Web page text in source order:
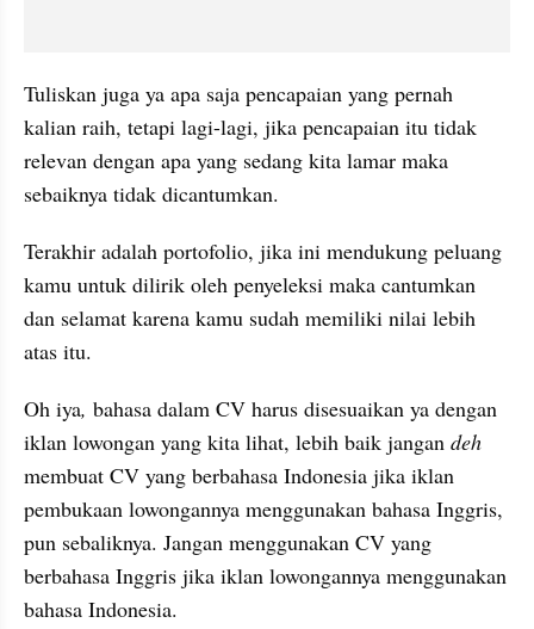
Tuliskan juga ya apa saja pencapaian yang pernah
kalian raih, tetapi lagi-lagi, jika pencapaian itu tidak
relevan dengan apa yang sedang kita lamar maka
sebaiknya tidak dicantumkan.
Terakhir adalah portofolio, jika ini mendukung peluang
kamu untuk dilirik oleh penyeleksi maka cantumkan
dan selamat karena kamu sudah memiliki nilai lebih
atas itu.
Oh iya, bahasa dalam CV harus disesuaikan ya dengan
iklan lowongan yang kita lihat, lebih baik jangan
membuat CV yang berbahasa Indonesia jika iklan
pembukaan lowongannya menggunakan bahasa Inggris,
pun sebaliknya. Jangan menggunakan CV yang
berbahasa Inggris jika iklan lowongannya menggunakan
bahasa Indonesia.